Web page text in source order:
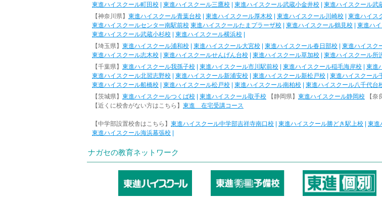
東進ハイスクール町田校
東進ハイスクール三鷹校 東進ハイスクール武蔵小金井校 東進ハイスクール武
【神奈川県】 東進ハイスクール青葉台校 東進ハイスクール厚木校 東進ハイスクール川崎校 東進ハイス
東進ハイスクールセンター南駅前校 東進ハイスクールたまプラーザ校 東進ハイスクール鶴見校 東進ハ
東進ハイスクール武蔵小杉校
東進ハイスクール横浜校
【埼玉県】 東進ハイスクール浦和校 東進ハイスクール大宮校 東進ハイスクール春日部校 東進ハイスク
東進ハイスクール志木校
東進ハイスクールせんげん台校 東進ハイスクール草加校 東進ハイスクール所
【千葉県】 東進ハイスクール我孫子校 東進ハイスクール市川駅前校 東進ハイスクール稲毛海岸校 東進
東進ハイスクール北習志野校
東進ハイスクール新浦安校 東進ハイスクール新松戸校 東進ハイスクール
東進ハイスクール船橋校
東進ハイスクール松戸校 東進ハイスクール南柏校
東進ハイスクール八千代台
【茨城県】 東進ハイスクールつくば校 東進ハイスクール取手校 【静岡県】 東進ハイスクール静岡校 【奈
【近くに校舎がない方はこちら】 東進 在宅受講コース
【中学部設置校舎はこちら】 東進ハイスクール中学部吉祥寺南口校 東進ハイスクール勝どき駅上校 東進
東進ハイスクール海浜幕張校
ナガセの教育ネットワーク